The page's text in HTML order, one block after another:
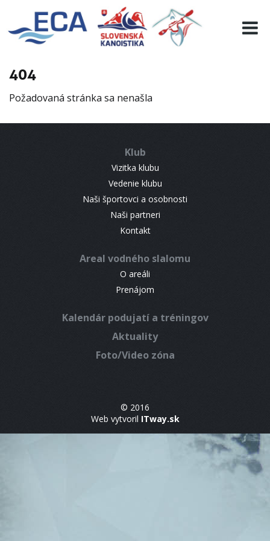
404
Požadovaná stránka sa nenašla
Klub
Vizitka klubu
Vedenie klubu
Naši športovci a osobnosti
Naši partneri
Kontakt
Areal vodného slalomu
O areáli
Prenájom
Kalendár podujatí a tréningov
Aktuality
Foto/Video zóna
© 2016
Web vytvoril ITway.sk
EURO 19
INFO
RESULTS
CONTACT